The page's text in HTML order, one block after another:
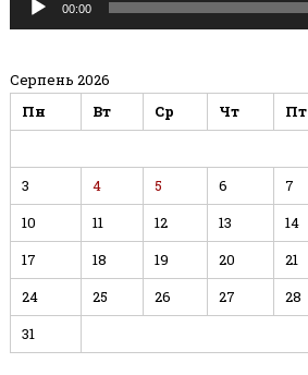
00:00
Серпень 2026
Пн
Вт Ср Чт Пт
3
4 5 6 7
10
11 12 13 14
17
18 19 20 21
24
25 26 27 28
31